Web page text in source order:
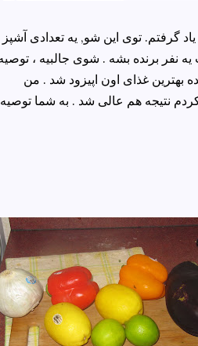
یاد گرفتم. توی این شو, یه تعدادی آشپز
برنده بشه . شوی جالبیه ،
بهترین غذای اون اپیزود شد . من
نتیجه هم عالی شد . به شما توصیه